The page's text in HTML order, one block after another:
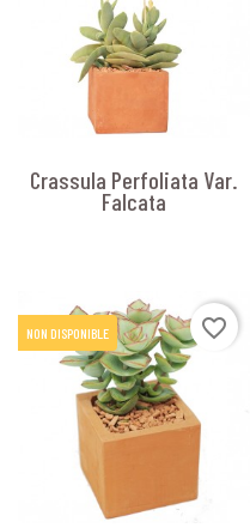
Crassula Perfoliata Var.
Falcata
NON DISPONIBLE favorite_border